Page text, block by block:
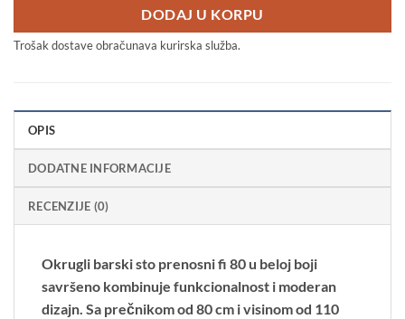
DODAJ U KORPU
Trošak dostave obračunava kurirska služba.
OPIS
DODATNE INFORMACIJE
RECENZIJE (0)
Okrugli barski sto prenosni fi 80 u beloj boji
savršeno kombinuje funkcionalnost i moderan
dizajn. Sa prečnikom od 80 cm i visinom od 110